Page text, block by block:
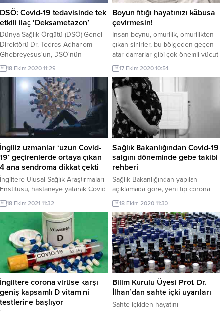
DSÖ: Covid-19 tedavisinde tek
etkili ilaç ‘Deksametazon’
Dünya Sağlık Örgütü (DSÖ) Genel
Direktörü Dr. Tedros Adhanom
Ghebreyesus'un, DSÖ'nün
İsviçre'nin Cenevre kentinde
bulunan merkezinde, video
konferans yöntemiyle DSÖ
pandemi uzmanlarıyla toplantı
düzenledi.
18 Ekim 2020 11:29
Boyun fıtığı hayatınızı kâbusa
çevirmesin!
İnsan boynu, omurilik, omurilikten
çıkan sinirler, bu bölgeden geçen
atar damarlar gibi çok önemli vücut
yapılarını barındıran, baş için bir
destek işlevi gören, omurganın en
hareketli bölümüdür. Ancak bu
hareket kabiliyeti aynı zamanda
darbelere ve zedelenmelere daha
duyarlı olmasına yol açar. Bu
yüzden, ağrı nedeni olarak omurga
içerisinde belden sonra...
17 Ekim 2020 10:54
İngiliz uzmanlar ‘uzun Covid-
19’ geçirenlerde ortaya çıkan
4 ana sendroma dikkat çekti
İngiltere Ulusal Sağlık Araştırmaları
Enstitüsü, hastaneye yatarak Covid
tedavisi uygulanan kişilerde uzun
süren veya kalıcı hasarlar ortaya
çıktığını tespit etti. Uzmanların 4
başlıkta topladığı sendromlardan
yoğun bakım sonrası sendromu
(PICS); hastane yatan ve yoğun
bakıma alınan corona virüs
hastalarında, daha sonra ortaya
çıkan rahatsızlıkları içeriyor. Bu
kişiler, çok uzun...
18 Ekim 2021 11:32
Sağlık Bakanlığından Covid-19
salgını döneminde gebe takibi
rehberi
Sağlık Bakanlığından yapılan
açıklamada göre, yeni tip corona
virüs (Covid-19) salgını devam
ederken Türkiye'de her ne kadar
vaka sayıları belirli bir düzeyde
kontrol altına alınsa da sonbahar ve
kış aylarında tüm dünyada olduğu
gibi özellikle damlacık yolu ile
bulaşan solunum yolu
hastalıklarının görülme sıklığında
artış bekleniyor.
18 Ekim 2020 11:30
İngiltere corona virüse karşı
geniş kapsamlı D vitamini
testlerine başlıyor
Bilim Kurulu Üyesi Prof. Dr.
İlhan’dan sahte içki uyarıları
Sahte içkiden hayatını